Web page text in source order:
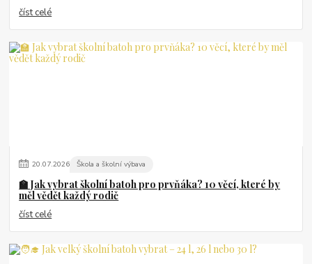
číst celé
20.07.2026 Škola a školní výbava
🏫 Jak vybrat školní batoh pro prvňáka? 10 věcí, které by
měl vědět každý rodič
číst celé